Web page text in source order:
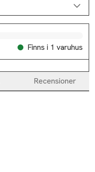
Finns i 1 varuhus
Recensioner